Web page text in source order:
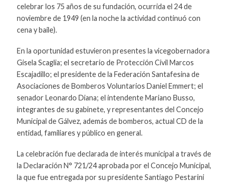
celebrar los 75 años de su fundación, ocurrida el 24 de
noviembre de 1949 (en la noche la actividad continuó con
cena y baile).
En la oportunidad estuvieron presentes la vicegobernadora
Gisela Scaglia; el secretario de Protección Civil Marcos
Escajadillo; el presidente de la Federación Santafesina de
Asociaciones de Bomberos Voluntarios Daniel Emmert; el
senador Leonardo Diana; el intendente Mariano Busso,
integrantes de su gabinete, y representantes del Concejo
Municipal de Gálvez, además de bomberos, actual CD de la
entidad, familiares y público en general.
La celebración fue declarada de interés municipal a través de
la Declaración N° 721/24 aprobada por el Concejo Municipal,
la que fue entregada por su presidente Santiago Pestarini